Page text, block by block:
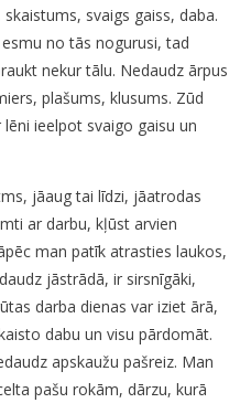
svaigs gaiss, daba.
no tās nogurusi, tad
nekur tālu. Nedaudz ārpus
plašums, klusums. Zūd
ieelpot svaigo gaisu un
jāaug tai līdzi, jāatrodas
ar darbu, kļūst arvien
man patīk atrasties laukos,
jāstrādā, ir sirsnīgāki,
darba dienas var iziet ārā,
dabu un visu pārdomāt.
apskaužu pašreiz. Man
pašu rokām, dārzu, kurā